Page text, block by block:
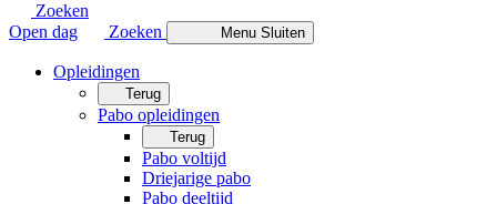
Zoeken
Open dag
Zoeken Menu Sluiten
Opleidingen
Terug
Pabo opleidingen
Terug
Pabo voltijd
Driejarige pabo
Pabo deeltijd